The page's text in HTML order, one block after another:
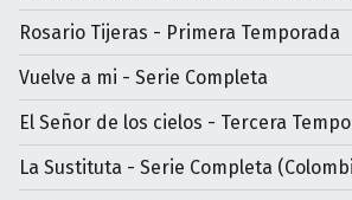
Rosario Tijeras - Primera Temporada
Vuelve a mi - Serie Completa
El Señor de los cielos - Tercera
La Sustituta - Serie Completa